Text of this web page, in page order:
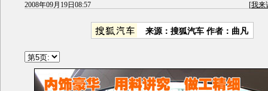
2008年09月19日08:57 [我来
来源： 搜狐汽车 作者：曲凡